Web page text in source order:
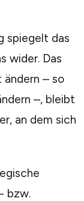
spiegelt das
wider. Das
ändern – so
–, bleibt
an dem sich
bzw.